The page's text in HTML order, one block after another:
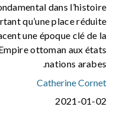
dans l’histoire
qu’une place réduite
une époque clé de la
ottoman aux états
nations arabes.
Catherine Cornet
2021-01-02